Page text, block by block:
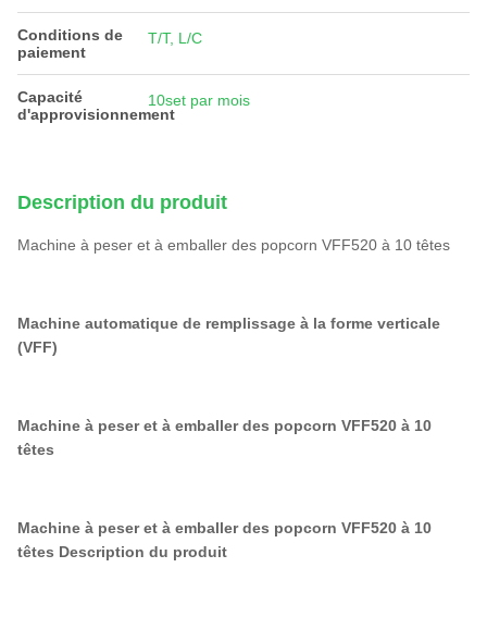
Conditions de
paiement
T/T, L/C
Capacité
d'approvisionnement
10set par mois
Description du produit
Machine à peser et à emballer des popcorn VFF520 à 10 têtes
Machine automatique de remplissage à la forme verticale
(VFF)
Machine à peser et à emballer des popcorn VFF520 à 10
têtes
Machine à peser et à emballer des popcorn VFF520 à 10
têtes Description du produit